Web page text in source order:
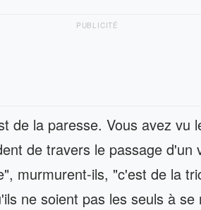
PUBLICITÉ
de la paresse. Vous avez vu
de travers le passage d'un
murmurent-ils, "c'est de la
ne soient pas les seuls à se